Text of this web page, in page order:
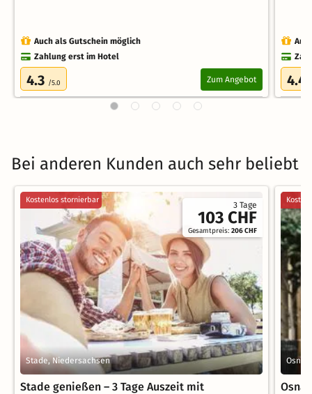
Auch als Gutschein möglich
Zahlung erst im Hotel
4.3 /5.0 Zum Angebot 4.4
Bei anderen Kunden auch sehr beliebt
3 Tage
103 CHF
Gesamtpreis:206 CHF
Kostenlos stornierbar
Stade, Niedersachsen
Stade genießen – 3 Tage Auszeit mit